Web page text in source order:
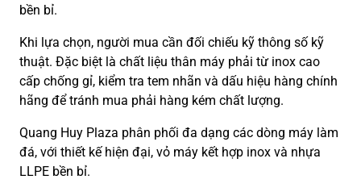
bền bỉ.
Khi lựa chọn, người mua cần đối chiếu kỹ thông số kỹ
thuật. Đặc biệt là chất liệu thân máy phải từ inox cao
cấp chống gỉ, kiểm tra tem nhãn và dấu hiệu hàng chính
hãng để tránh mua phải hàng kém chất lượng.
Quang Huy Plaza phân phối đa dạng các dòng máy làm
đá, với thiết kế hiện đại, vỏ máy kết hợp inox và nhựa
LLPE bền bỉ.